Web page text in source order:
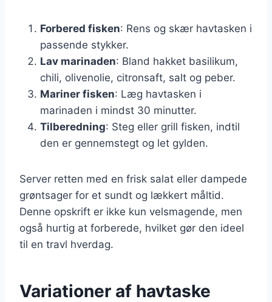
Forbered fisken: Rens og skær havtasken i
passende stykker.
Lav marinaden: Bland hakket basilikum,
chili, olivenolie, citronsaft, salt og peber.
Mariner fisken: Læg havtasken i
marinaden i mindst 30 minutter.
Tilberedning: Steg eller grill fisken, indtil
den er gennemstegt og let gylden.
Server retten med en frisk salat eller dampede
grøntsager for et sundt og lækkert måltid.
Denne opskrift er ikke kun velsmagende, men
også hurtig at forberede, hvilket gør den ideel
til en travl hverdag.
Variationer af havtaske